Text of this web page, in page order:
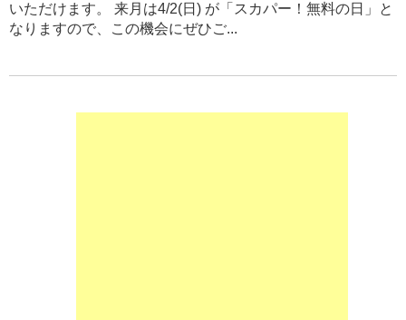
いただけます。 来月は4/2(日) が「スカパー！無料の日」と
なりますので、この機会にぜひご...